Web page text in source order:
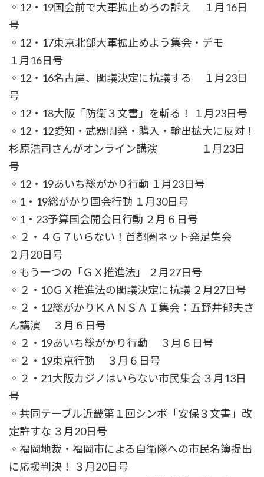
◦12・19国会前で大軍拡止めろの訴え １月16日
号
◦12・17東京北部大軍拡止めよう集会・デモ
１月16日号
◦12・16名古屋、閣議決定に抗議する １月23日
号
◦12・18大阪「防衛３文書」を斬る！ １月23日号
◦12・12愛知・武器開発・購入・輸出拡大に反対！
杉原浩司さんがオンライン講演 １月23日
号
◦12・19あいち総がかり行動 １月23日号
◦1・19総がかり国会行動 １月30日号
◦1・23予算国会開会日行動 ２月６日号
◦２・４Ｇ７いらない！首都圏ネット発足集会
２月20日号
◦もう一つの「ＧＸ推進法」 ２月27日号
◦２・10ＧＸ推進法の閣議決定に抗議 ２月27日号
◦２・12総がかりＫＡＮＳＡＩ集会：五野井郁夫さ
ん講演 ３月６日号
◦２・19あいち総がかり行動 ３月６日号
◦２・19東京行動 ３月６日号
◦２・21大阪カジノはいらない市民集会 ３月13日
号
◦共同テーブル近畿第１回シンポ「安保３文書」改
定許すな ３月20日号
◦福岡地裁・福岡市による自衛隊への市民名簿提出
に応援判決！ ３月20日号